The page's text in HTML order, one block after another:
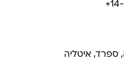
ספרד, איטליה